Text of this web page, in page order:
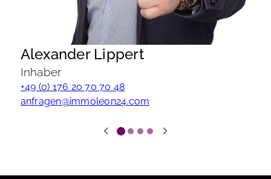
Alexander Lippert
Inhaber
+49 (0) 176 20 70 70 48
anfragen@immoleon24.com